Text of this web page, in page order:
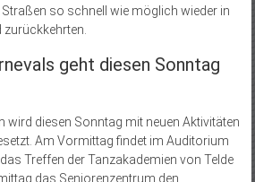
so schnell wie möglich wieder in
geht diesen Sonntag
wird diesen Sonntag mit neuen Aktivitäten
Am Vormittag findet im Auditorium
Treffen der Tanzakademien von Telde
das Seniorenzentrum den